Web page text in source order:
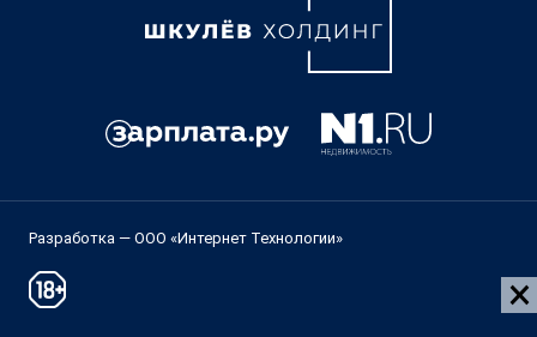
Разработка — ООО «Интернет Технологии»